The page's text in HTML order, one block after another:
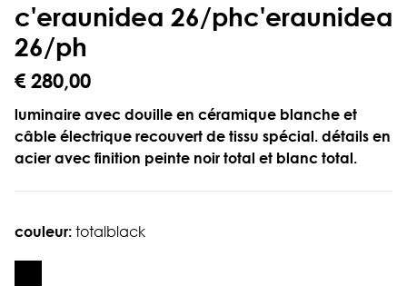
c'eraunidea 26/phc'eraunidea
26/ph
€ 280,00
luminaire avec douille en céramique blanche et
câble électrique recouvert de tissu spécial. détails en
acier avec finition peinte noir total et blanc total.
couleur: totalblack